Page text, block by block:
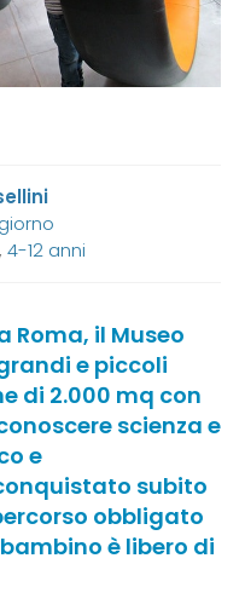
, 4-12 anni
Roma, il Museo
e piccoli
di 2.000 mq con
scienza e
e
subito
obbligato
è libero di